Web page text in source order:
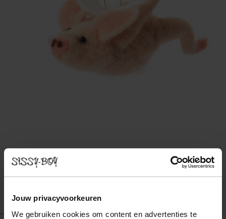
Jouw privacyvoorkeuren
We gebruiken cookies om content en advertenties te